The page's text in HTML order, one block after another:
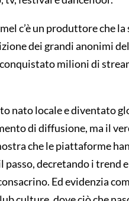
c’è un produttore che la
dei grandi anonimi
milioni di
nato locale e diventato
di diffusione, ma il
che le piattaforme
decretando i trend
Ed evidenzia